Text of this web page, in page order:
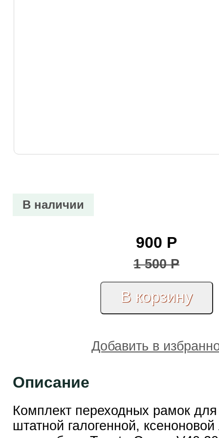
В наличии
900 Р
1 500Р
Добавить в
Описание
Комплект переходных рамок
штатной галогенной,